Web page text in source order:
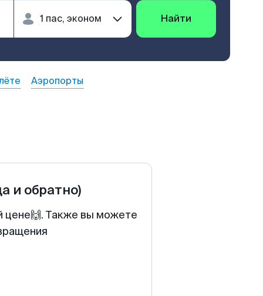
Найти
Аэропорты
и обратно)
цене🙌. Также вы можете